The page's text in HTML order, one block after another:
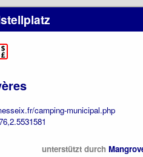
camping-municipal.php
unterstützt durch